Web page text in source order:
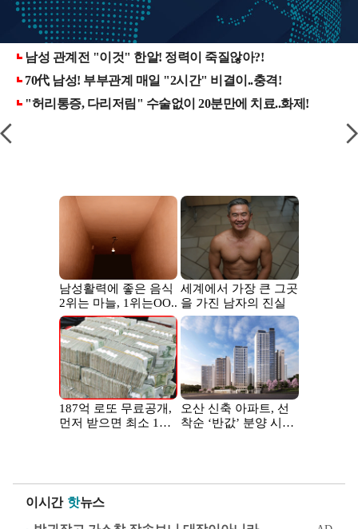
이시간 핫뉴스